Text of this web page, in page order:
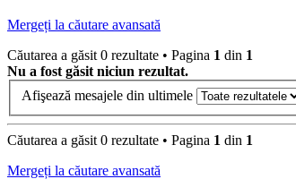
Mergeți la căutare avansată
Căutarea a găsit 0 rezultate • Pagina 1 din 1
Nu a fost găsit niciun rezultat.
Afişează mesajele din ultimele
Căutarea a găsit 0 rezultate • Pagina 1 din 1
Mergeți la căutare avansată